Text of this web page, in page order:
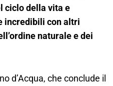
ciclo della vita e
incredibili con altri
naturale e dei
d’Acqua, che conclude il